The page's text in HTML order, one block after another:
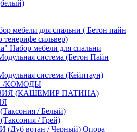
мебели для спальни ( Бетон пайн
тенерифе сильвер)
Набор мебели для спальни
система (Бетон Пайн
система (Кейптаун)
/КОМОДЫ
(КАШЕМИР ПАТИНА)
/ Белый)
/ Грей)
(Дуб вотан / Черный) Опора